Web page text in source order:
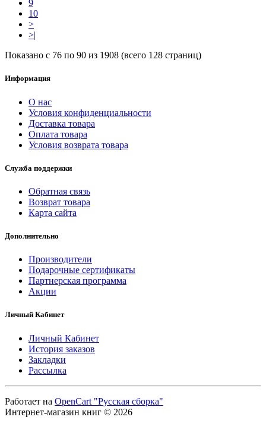
9
10
>
>|
Показано с 76 по 90 из 1908 (всего 128 страниц)
Информация
О нас
Условия конфиденциальности
Доставка товара
Оплата товара
Условия возврата товара
Служба поддержки
Обратная связь
Возврат товара
Карта сайта
Дополнительно
Производители
Подарочные сертификаты
Партнерская программа
Акции
Личный Кабинет
Личный Кабинет
История заказов
Закладки
Рассылка
Работает на OpenCart "Русская сборка"
Интернет-магазин книг © 2026